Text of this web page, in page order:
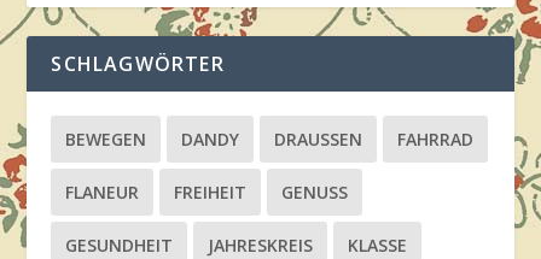
SCHLAGWÖRTER
BEWEGEN DANDY DRAUSSEN FAHRRAD
FLANEUR FREIHEIT GENUSS
GESUNDHEIT JAHRESKREIS KLASSE